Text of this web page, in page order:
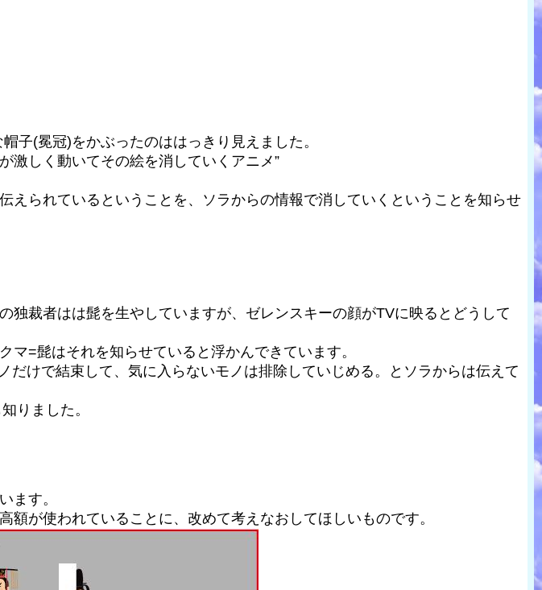
子(冕冠)をかぶったのははっきり見えました。
激しく動いてその絵を消していくアニメ”
えられているということを、ソラからの情報で消していくということを知らせ
裁者はは髭を生やしていますが、ゼレンスキーの顔がTVに映るとどうして
=髭はそれを知らせていると浮かんできています。
けで結束して、気に入らないモノは排除していじめる。とソラからは伝えて
りました。
ます。
が使われていることに、改めて考えなおしてほしいものです。